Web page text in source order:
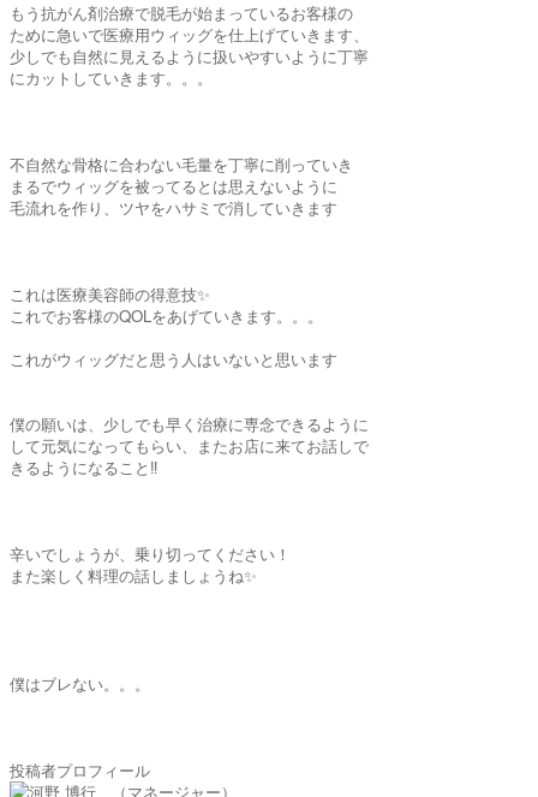
もう抗がん剤治療で脱毛が始まっているお客様の
ために急いで医療用ウィッグを仕上げていきます、
少しでも自然に見えるように扱いやすいように丁寧
にカットしていきます。。。
不自然な骨格に合わない毛量を丁寧に削っていき
まるでウィッグを被ってるとは思えないように
毛流れを作り、ツヤをハサミで消していきます
これは医療美容師の得意技✨
これでお客様のQOLをあげていきます。。。
これがウィッグだと思う人はいないと思います
僕の願いは、少しでも早く治療に専念できるように
して元気になってもらい、またお店に来てお話しで
きるようになること‼️
辛いでしょうが、乗り切ってください！
また楽しく料理の話しましょうね✨
僕はブレない。。。
投稿者プロフィール